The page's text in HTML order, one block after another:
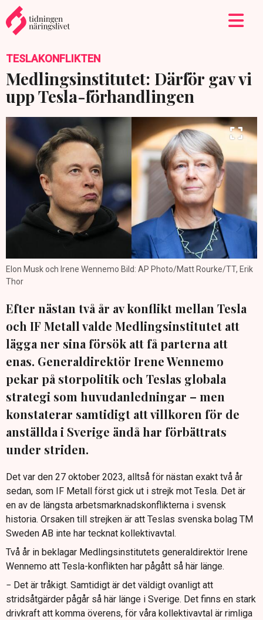
TESLAKONFLIKTEN
Medlingsinstitutet: Därför gav vi
upp Tesla-förhandlingen
Elon Musk och Irene Wennemo Bild: AP Photo/Matt Rourke/TT, Erik
Thor
Efter nästan två år av konflikt mellan Tesla
och IF Metall valde Medlingsinstitutet att
lägga ner sina försök att få parterna att
enas. Generaldirektör Irene Wennemo
pekar på storpolitik och Teslas globala
strategi som huvudanledningar – men
konstaterar samtidigt att villkoren för de
anställda i Sverige ändå har förbättrats
under striden.
Det var den 27 oktober 2023, alltså för nästan exakt två år
sedan, som IF Metall först gick ut i strejk mot Tesla. Det är
en av de längsta arbetsmarknadskonflikterna i svensk
historia. Orsaken till strejken är att Teslas svenska bolag TM
Sweden AB inte har tecknat kollektivavtal.
Två år in beklagar Medlingsinstitutets generaldirektör Irene
Wennemo att Tesla-konflikten har pågått så här länge.
− Det är tråkigt. Samtidigt är det väldigt ovanligt att
stridsåtgärder pågår så här länge i Sverige. Det finns en stark
drivkraft att komma överens, för våra kollektivavtal är rimliga